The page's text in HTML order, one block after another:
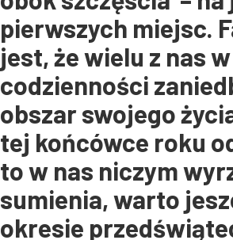
pierwszych miejsc.
jest, że wielu z nas w
codzienności
obszar swojego
tej końcówce roku
to w nas niczym
sumienia, warto
okresie